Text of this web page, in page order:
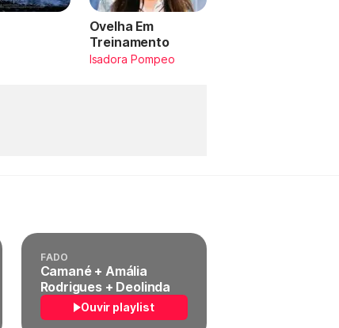
Ovelha Em
Treinamento
Isadora Pompeo
FADO
Camané + Amália
Rodrigues + Deolinda
Ouvir playlist